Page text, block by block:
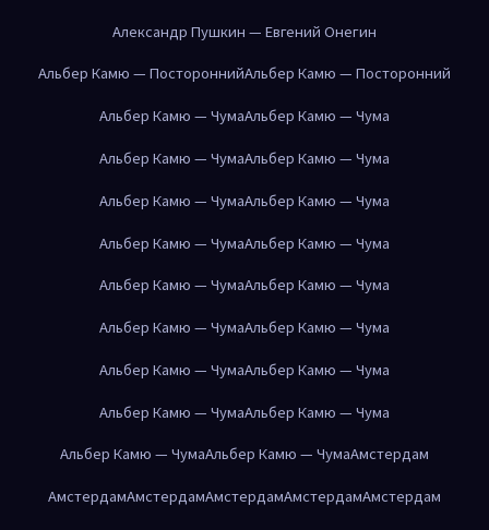
Александр Пушкин — Евгений Онегин
Альбер Камю — ПостороннийАльбер Камю — Посторонний
Альбер Камю — ЧумаАльбер Камю — Чума
Альбер Камю — ЧумаАльбер Камю — Чума
Альбер Камю — ЧумаАльбер Камю — Чума
Альбер Камю — ЧумаАльбер Камю — Чума
Альбер Камю — ЧумаАльбер Камю — Чума
Альбер Камю — ЧумаАльбер Камю — Чума
Альбер Камю — ЧумаАльбер Камю — Чума
Альбер Камю — ЧумаАльбер Камю — Чума
Альбер Камю — ЧумаАльбер Камю — ЧумаАмстердам
АмстердамАмстердамАмстердамАмстердамАмстердам